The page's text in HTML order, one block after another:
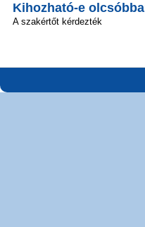
Kihozható-e
A szakértőt kérdezték